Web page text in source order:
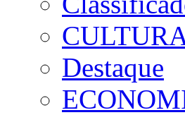
Destaque